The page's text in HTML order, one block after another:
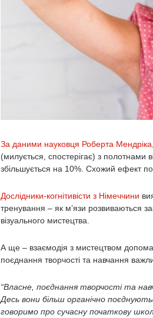
За даними науковця Роберта Мендріка
(милується, спостерігає) з полотнами
збільшується на 10%. Схожий ефект
Дослідники-когнітивісти з Німеччини
тренування – як м’язи розвиваються
візуального мистецтва.
А ще – взаємодія з мистецтвом
поєднання творчості та навчання
“Власне, поєднання творчості та
Десь вони більш органічно
говоримо про сучасну початкову